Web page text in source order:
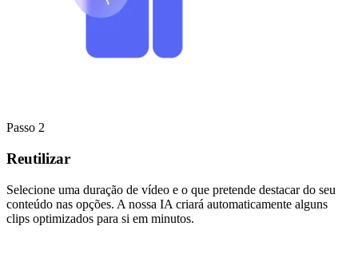
Passo 2
Reutilizar
Selecione uma duração de vídeo e o que pretende destacar do seu
conteúdo nas opções. A nossa IA criará automaticamente alguns
clips optimizados para si em minutos.